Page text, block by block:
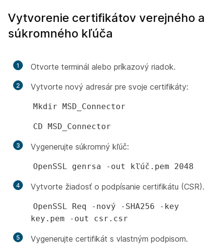
Vytvorenie certifikátov verejného a
súkromného kľúča
1 Otvorte terminál alebo príkazový riadok.
2 Vytvorte nový adresár pre svoje certifikáty:
Mkdir MSD_Connector
CD MSD_Connector
3 Vygenerujte súkromný kľúč:
OpenSSL genrsa -out kľúč.pem 2048
4 Vytvorte žiadosť o podpísanie certifikátu (CSR).
OpenSSL Req -nový -SHA256 -key
key.pem -out csr.csr
5 Vygenerujte certifikát s vlastným podpisom.